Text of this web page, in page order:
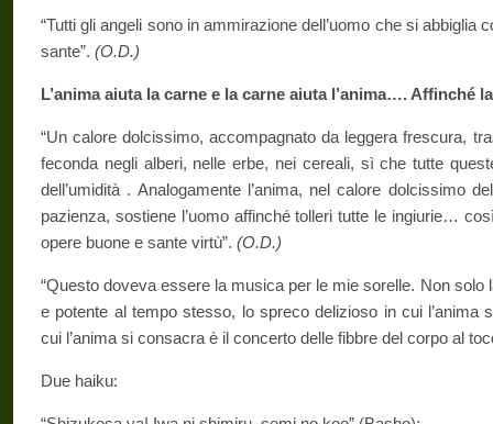
“Tutti gli angeli sono in ammirazione dell’uomo che si abbiglia
sante”. (O.D.)
L’anima aiuta la carne e la carne aiuta l’anima…. Affinché
“Un calore dolcissimo, accompagnato da leggera frescura,
feconda negli alberi, nelle erbe, nei cereali, sì che tutte
dell’umidità . Analogamente l’anima, nel calore dolcissimo
pazienza, sostiene l’uomo affinché tolleri tutte le ingiurie…
opere buone e sante virtù”. (O.D.)
“Questo doveva essere la musica per le mie sorelle. Non solo
e potente al tempo stesso, lo spreco delizioso in cui l’anima
cui l’anima si consacra è il concerto delle fibbre del corpo al
Due haiku: